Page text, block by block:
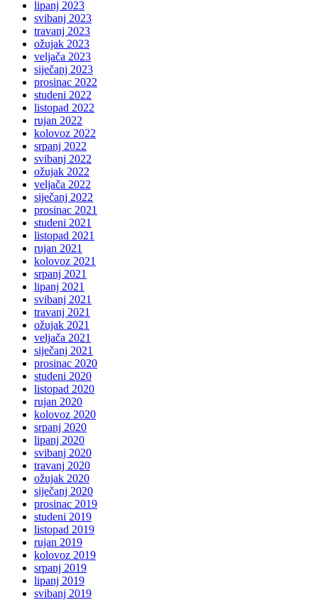
lipanj 2023
svibanj 2023
travanj 2023
ožujak 2023
veljača 2023
siječanj 2023
prosinac 2022
studeni 2022
listopad 2022
rujan 2022
kolovoz 2022
srpanj 2022
svibanj 2022
ožujak 2022
veljača 2022
siječanj 2022
prosinac 2021
studeni 2021
listopad 2021
rujan 2021
kolovoz 2021
srpanj 2021
lipanj 2021
svibanj 2021
travanj 2021
ožujak 2021
veljača 2021
siječanj 2021
prosinac 2020
studeni 2020
listopad 2020
rujan 2020
kolovoz 2020
srpanj 2020
lipanj 2020
svibanj 2020
travanj 2020
ožujak 2020
siječanj 2020
prosinac 2019
studeni 2019
listopad 2019
rujan 2019
kolovoz 2019
srpanj 2019
lipanj 2019
svibanj 2019